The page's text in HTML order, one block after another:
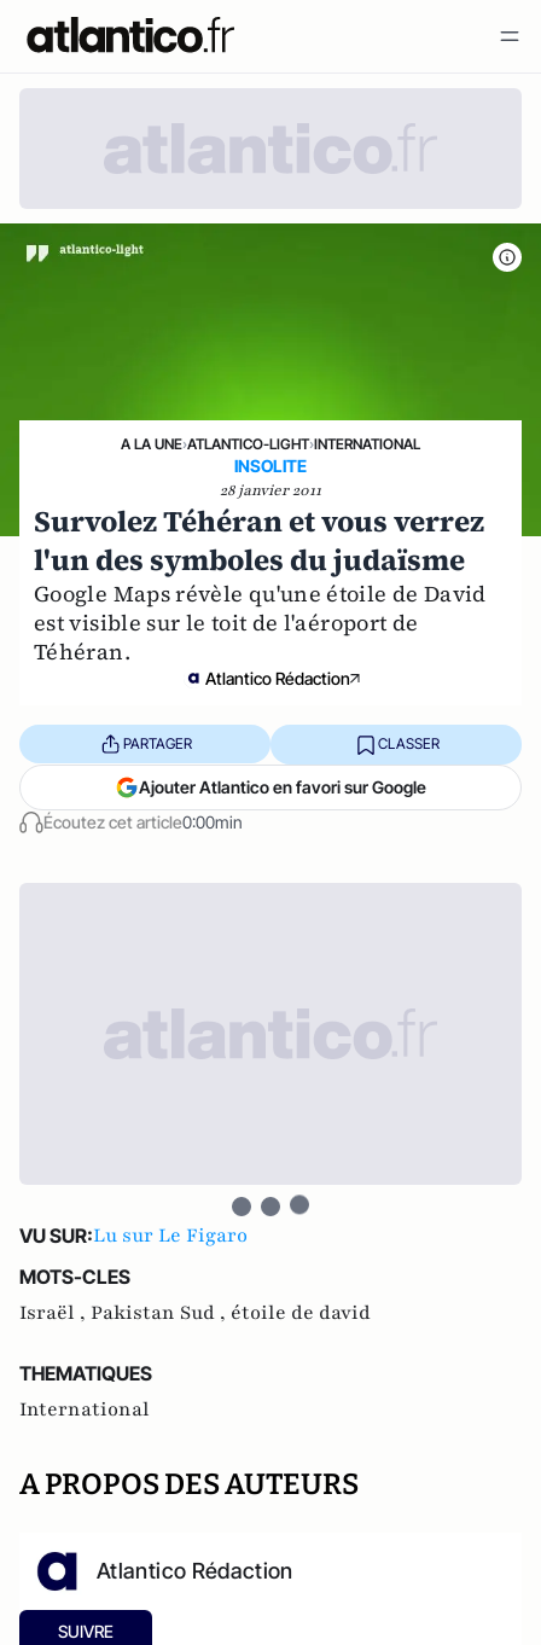
A LA UNE›ATLANTICO-LIGHT›INTERNATIONAL
INSOLITE
28 janvier 2011
Survolez Téhéran et vous verrez
l'un des symboles du judaïsme
Google Maps révèle qu'une étoile de David
est visible sur le toit de l'aéroport de
Téhéran.
Atlantico Rédaction
Écoutez cet article0:00min
PARTAGER CLASSER
Ajouter Atlantico en favori sur Google
VU SUR:Lu sur Le Figaro
MOTS-CLES
Israël , Pakistan Sud , étoile de david
THEMATIQUES
International
A PROPOS DES AUTEURS
Atlantico Rédaction
SUIVRE